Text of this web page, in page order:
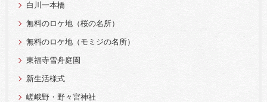
白川一本橋
無料のロケ地（桜の名所）
無料のロケ地（モミジの名所）
東福寺雪舟庭園
新生活様式
嵯峨野・野々宮神社